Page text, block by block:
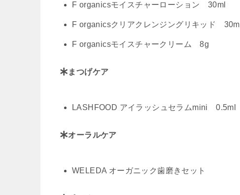
F organicsモイスチャーローション 30ml
F organicsクリアクレンジングリキッド 30ml
F organicsモイスチャークリーム 8g
まつげケア
LASHFOOD アイラッシュセラムmini 0.5ml
オーラルケア
WELEDA オーガニック歯磨きセット